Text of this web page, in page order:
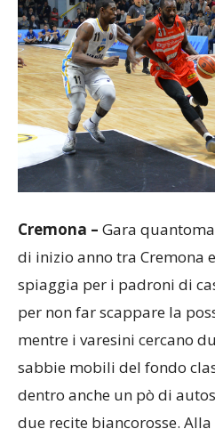
Cremona – Gara
di inizio anno tra Cremona
spiaggia per i padroni di
per non far scappare la
mentre i varesini cercano
sabbie mobili del fondo
dentro anche un pò di
due recite biancorosse. Alla